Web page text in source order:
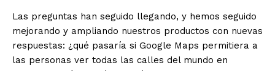
Las preguntas han seguido llegando, y hemos seguido
mejorando y ampliando nuestros productos con nuevas
respuestas: ¿qué pasaría si Google Maps permitiera a
las personas ver todas las calles del mundo en